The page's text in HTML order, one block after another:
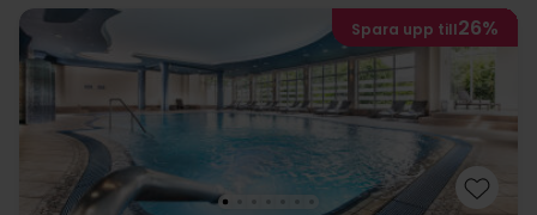
Spara upp till26%